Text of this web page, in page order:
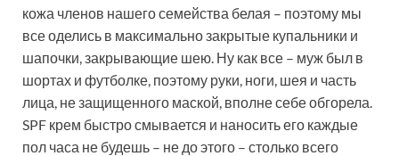
кожа членов нашего семейства белая – поэтому мы
все оделись в максимально закрытые купальники и
шапочки, закрывающие шею. Ну как все – муж был в
шортах и футболке, поэтому руки, ноги, шея и часть
лица, не защищенного маской, вполне себе обгорела.
SPF крем быстро смывается и наносить его каждые
пол часа не будешь – не до этого – столько всего